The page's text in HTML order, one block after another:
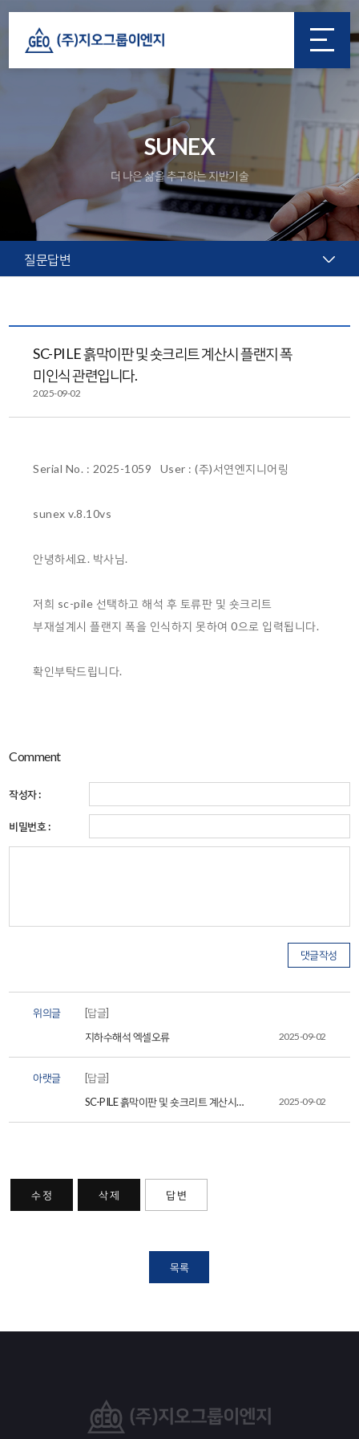
SUNEX
더 나은 삶을 추구하는 지반기술
질문답변
SC-PILE 흙막이판 및 숏크리트 계산시 플랜지 폭
미인식 관련입니다.
2025-09-02
Serial No. : 2025-1059 User : (주)서연엔지니어링
sunex v.8.10vs
안녕하세요. 박사님.
저희 sc-pile 선택하고 해석 후 토류판 및 숏크리트
부재설계시 플랜지 폭을 인식하지 못하여 0으로 입력됩니다.
확인부탁드립니다.
Comment
작성자 :
비밀번호 :
위의글
[답글]
지하수해석 엑셀오류
2025-09-02
아랫글
[답글]
SC-PILE 흙막이판 및 숏크리트 계산시
플랜지 폭 미인식 관련...
2025-09-02
수 정 삭 제 답 변
목록